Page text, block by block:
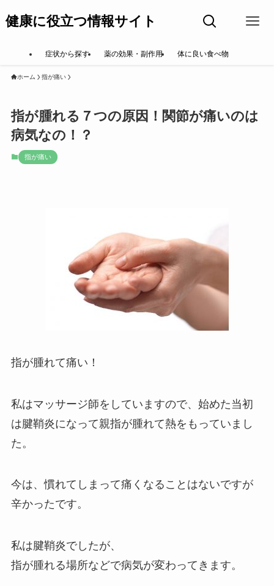
健康に役立つ情報サイト
症状から探す 薬の効果・副作用 体に良い食べ物
ホーム 指が痛い
指が腫れる７つの原因！関節が痛いのは
病気なの！？
指が痛い
指が腫れて痛い！
私はマッサージ師をしていますので、始めた当初
は腱鞘炎になって親指が腫れて熱をもっていまし
た。
今は、慣れてしまって痛くなることはないですが
辛かったです。
私は腱鞘炎でしたが、
指が腫れる場所などで病気が変わってきます。